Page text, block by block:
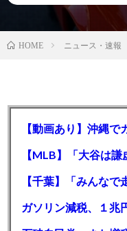
HOME ニュース・速報
【動画あり】沖縄